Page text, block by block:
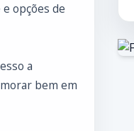
opções de
a
bem em